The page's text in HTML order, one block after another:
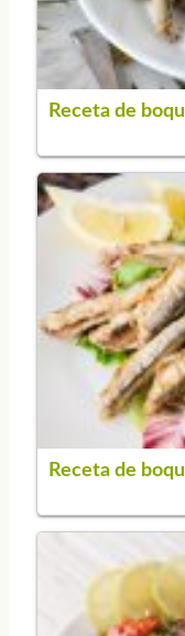
Receta de
Receta de